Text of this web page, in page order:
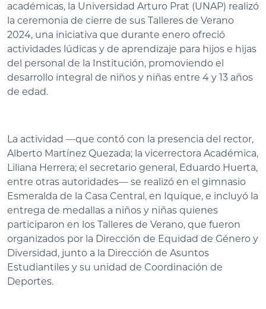
académicas, la Universidad Arturo Prat (UNAP) realizó
la ceremonia de cierre de sus Talleres de Verano
2024, una iniciativa que durante enero ofreció
actividades lúdicas y de aprendizaje para hijos e hijas
del personal de la Institución, promoviendo el
desarrollo integral de niños y niñas entre 4 y 13 años
de edad.
La actividad —que contó con la presencia del rector,
Alberto Martínez Quezada; la vicerrectora Académica,
Liliana Herrera; el secretario general, Eduardo Huerta,
entre otras autoridades— se realizó en el gimnasio
Esmeralda de la Casa Central, en Iquique, e incluyó la
entrega de medallas a niños y niñas quienes
participaron en los Talleres de Verano, que fueron
organizados por la Dirección de Equidad de Género y
Diversidad, junto a la Dirección de Asuntos
Estudiantiles y su unidad de Coordinación de
Deportes.